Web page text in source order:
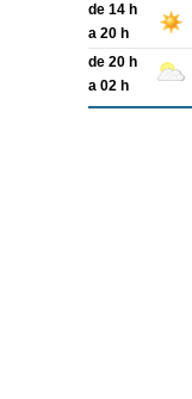
de 14 h
a 20 h
de 20 h
a 02 h